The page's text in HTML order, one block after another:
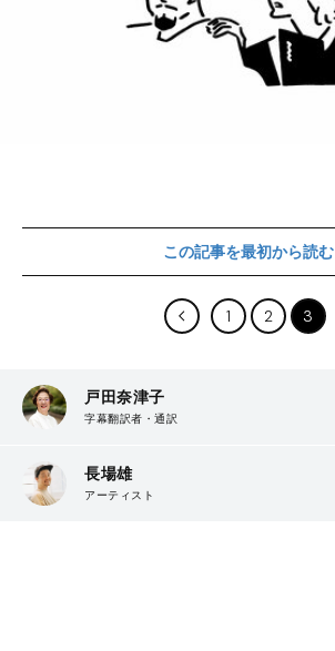
この記事を最初から読む
1 2 3
戸田奈津子
字幕翻訳者・通訳
長場雄
アーティスト